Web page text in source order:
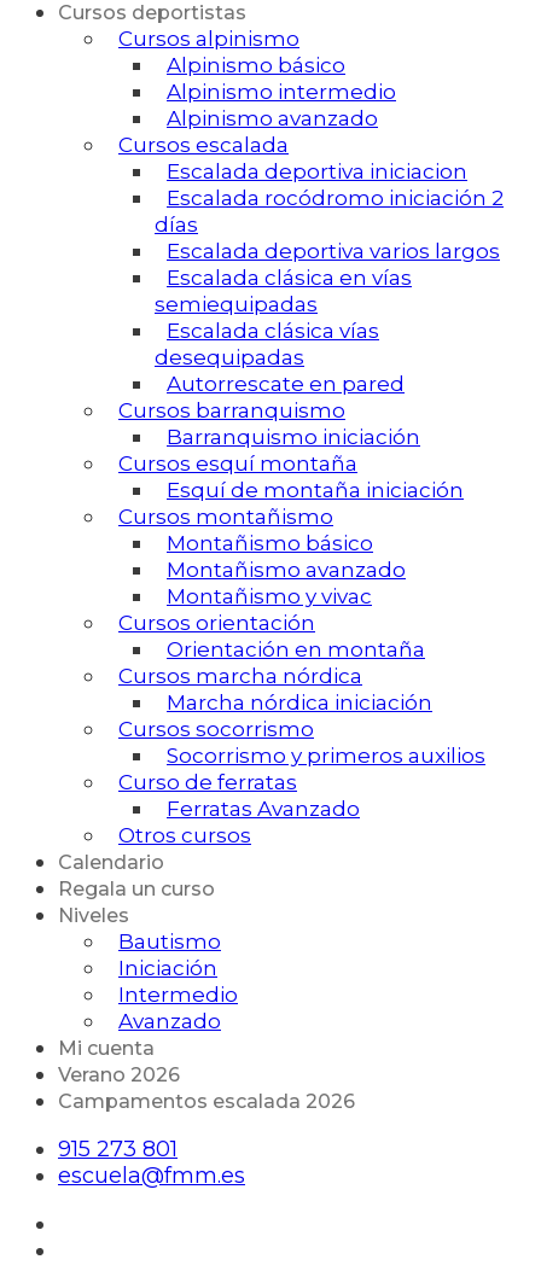
Cursos deportistas
Cursos alpinismo
Alpinismo básico
Alpinismo intermedio
Alpinismo avanzado
Cursos escalada
Escalada deportiva iniciacion
Escalada rocódromo iniciación 2
días
Escalada deportiva varios largos
Escalada clásica en vías
semiequipadas
Escalada clásica vías
desequipadas
Autorrescate en pared
Cursos barranquismo
Barranquismo iniciación
Cursos esquí montaña
Esquí de montaña iniciación
Cursos montañismo
Montañismo básico
Montañismo avanzado
Montañismo y vivac
Cursos orientación
Orientación en montaña
Cursos marcha nórdica
Marcha nórdica iniciación
Cursos socorrismo
Socorrismo y primeros auxilios
Curso de ferratas
Ferratas Avanzado
Otros cursos
Calendario
Regala un curso
Niveles
Bautismo
Iniciación
Intermedio
Avanzado
Mi cuenta
Verano 2026
Campamentos escalada 2026
915 273 801
escuela@fmm.es